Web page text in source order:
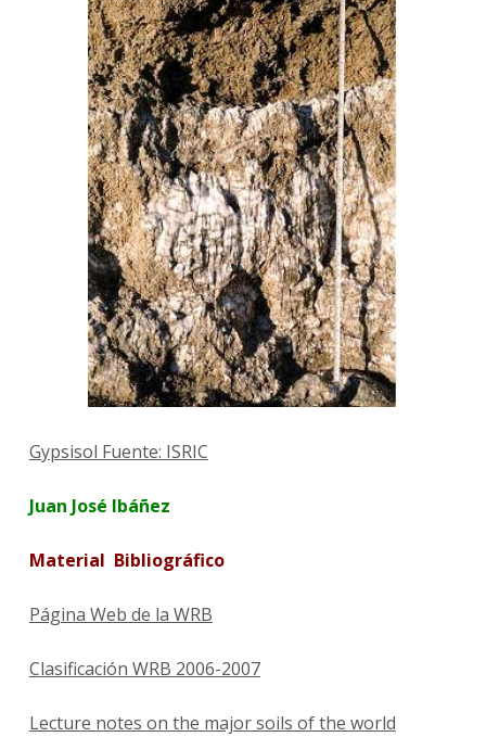
Gypsisol Fuente: ISRIC
Juan José Ibáñez
Material Bibliográfico
Página Web de la WRB
Clasificación WRB 2006-2007
Lecture notes on the major soils of the world